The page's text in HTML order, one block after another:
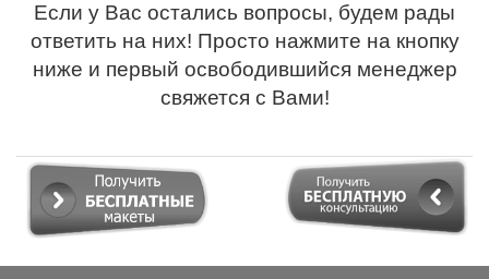
Если у Вас остались вопросы, будем рады
ответить на них! Просто нажмите на кнопку
ниже и первый освободившийся менеджер
свяжется с Вами!